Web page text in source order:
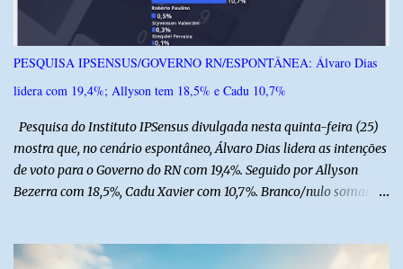
n
á
r
i
PESQUISA IPSENSUS/GOVERNO RN/ESPONTÂNEA: Álvaro Dias
lidera com 19,4%; Allyson tem 18,5% e Cadu 10,7%
Pesquisa do Instituto IPSensus divulgada nesta quinta-feira (25)
mostra que, no cenário espontâneo, Álvaro Dias lidera as intenções
de voto para o Governo do RN com 19,4%. Seguido por Allyson
Bezerra com 18,5%, Cadu Xavier com 10,7%. Branco/nulo somaram
do Norte entre os dias 18 e 22 de junho de 2026. O levantamento